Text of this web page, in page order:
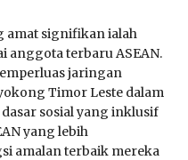
amat signifikan ialah
anggota terbaru ASEAN.
jaringan
Timor Leste dalam
sosial yang inklusif
yang lebih
amalan terbaik mereka